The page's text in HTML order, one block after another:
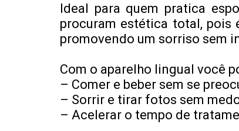
Ideal para quem pratica
procuram estética total,
promovendo um sorriso sem
Com o aparelho lingual você
– Comer e beber sem se
– Sorrir e tirar fotos sem
– Acelerar o tempo de